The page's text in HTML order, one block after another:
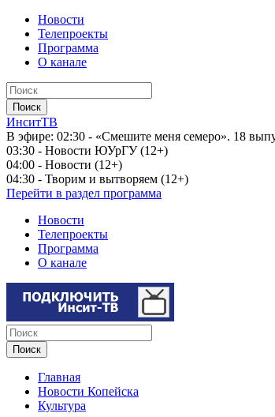
Новости
Телепроекты
Программа
О канале
ИнситТВ
В эфире: 02:30 - «Смешите меня семеро». 18
03:30 - Новости ЮУрГУ (12+)
04:00 - Новости (12+)
04:30 - Творим и вытворяем (12+)
Перейти в раздел программа
Новости
Телепроекты
Программа
О канале
Главная
Новости Копейска
Культура